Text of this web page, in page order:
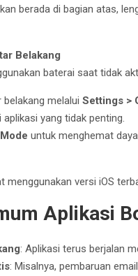
berada di bagian atas,
Belakang
baterai saat tidak
melalui Settings >
yang tidak penting.
untuk menghemat
menggunakan versi iOS
Aplikasi
: Aplikasi terus berjalan
: Misalnya, pembaruan